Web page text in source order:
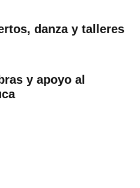
danza y talleres
y apoyo al